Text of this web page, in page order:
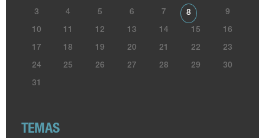
3 4 5 6 7 8 9
10 11 12 13 14 15 16
17 18 19 20 21 22 23
24 25 26 27 28 29 30
31
TEMAS